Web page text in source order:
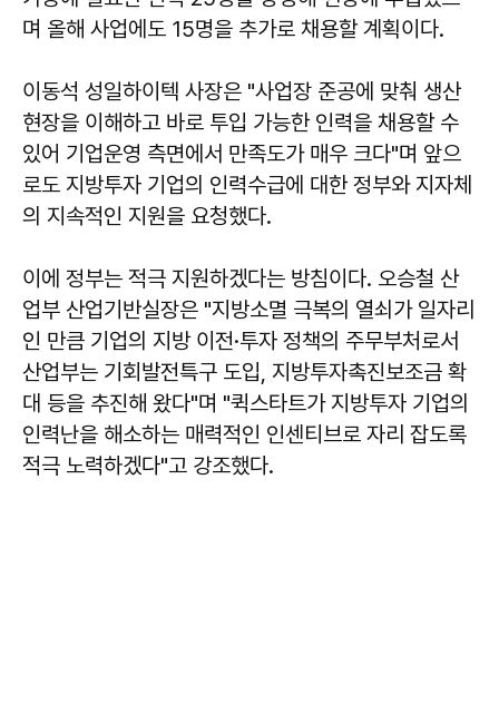
며 올해 사업에도 15명을 추가로 채용할 계획이다.
이동석 성일하이텍 사장은 "사업장 준공에 맞춰 생산
현장을 이해하고 바로 투입 가능한 인력을 채용할 수
있어 기업운영 측면에서 만족도가 매우 크다"며 앞으
로도 지방투자 기업의 인력수급에 대한 정부와 지자체
의 지속적인 지원을 요청했다.
이에 정부는 적극 지원하겠다는 방침이다. 오승철 산
업부 산업기반실장은 "지방소멸 극복의 열쇠가 일자리
인 만큼 기업의 지방 이전·투자 정책의 주무부처로서
산업부는 기회발전특구 도입, 지방투자촉진보조금 확
대 등을 추진해 왔다"며 "퀵스타트가 지방투자 기업의
인력난을 해소하는 매력적인 인센티브로 자리 잡도록
적극 노력하겠다"고 강조했다.